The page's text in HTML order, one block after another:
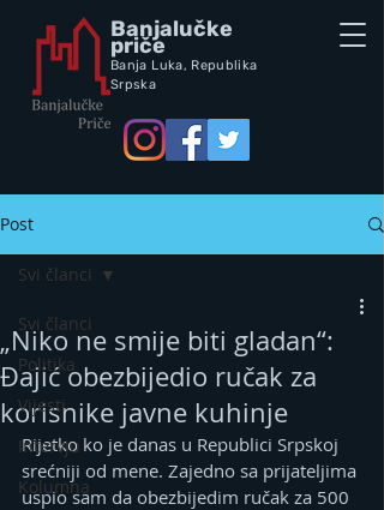
Banjalučke
priče
Banja Luka, Republika
Srpska
Post
Svi članci
Politika
Vijesti
Intervju
Kolumna
Svi članci
„Niko ne smije biti gladan“:
Đajić obezbijedio ručak za
korisnike javne kuhinje
Rijetko ko je danas u Republici Srpskoj
srećniji od mene. Zajedno sa prijateljima
uspio sam da obezbijedim ručak za 500